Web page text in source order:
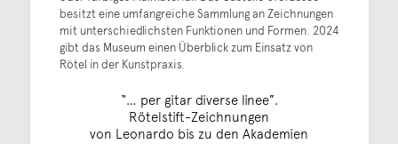
besitzt eine umfangreiche Sammlung an Zeichnungen
mit unterschiedlichsten Funktionen und Formen. 2024
gibt das Museum einen Überblick zum Einsatz von
Rötel in der Kunstpraxis.
“… per gitar diverse linee”.
Rötelstift-Zeichnungen
von Leonardo bis zu den Akademien